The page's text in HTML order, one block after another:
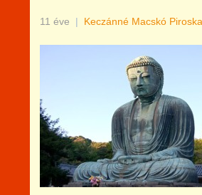
11 éve | Keczánné Macskó Piroska